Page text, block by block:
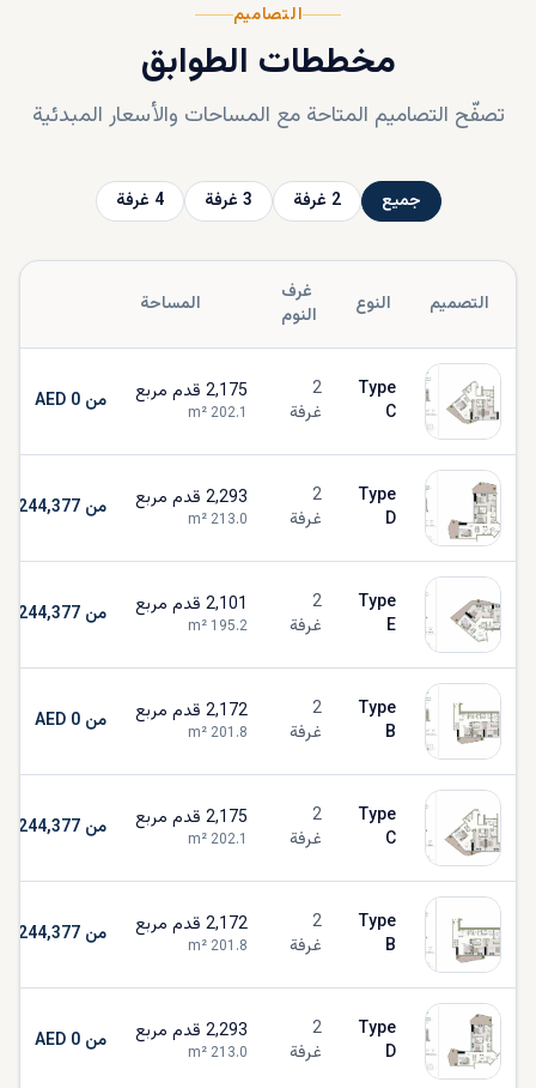
التصاميم
مخططات الطوابق
تصفّح التصاميم المتاحة مع المساحات والأسعار المبدئية
جميع 2 غرفة 3 غرفة 4 غرفة
التصميم النوع
غرف
النوم
المساحة
Type
C
2
غرفة
2,175 قدم مربع
202.1 من AED 0
Type
D
2
غرفة
2,293 قدم مربع
213.0 من AED 11,244,377
Type
E
2
غرفة
2,101 قدم مربع
195.2 من AED 11,244,377
Type
B
2
غرفة
2,172 قدم مربع
201.8 من AED 0
Type
C
2
غرفة
2,175 قدم مربع
202.1 من AED 11,244,377
Type
B
2
غرفة
2,172 قدم مربع
201.8 من AED 11,244,377
Type
D
2
غرفة
2,293 قدم مربع
213.0 من AED 0